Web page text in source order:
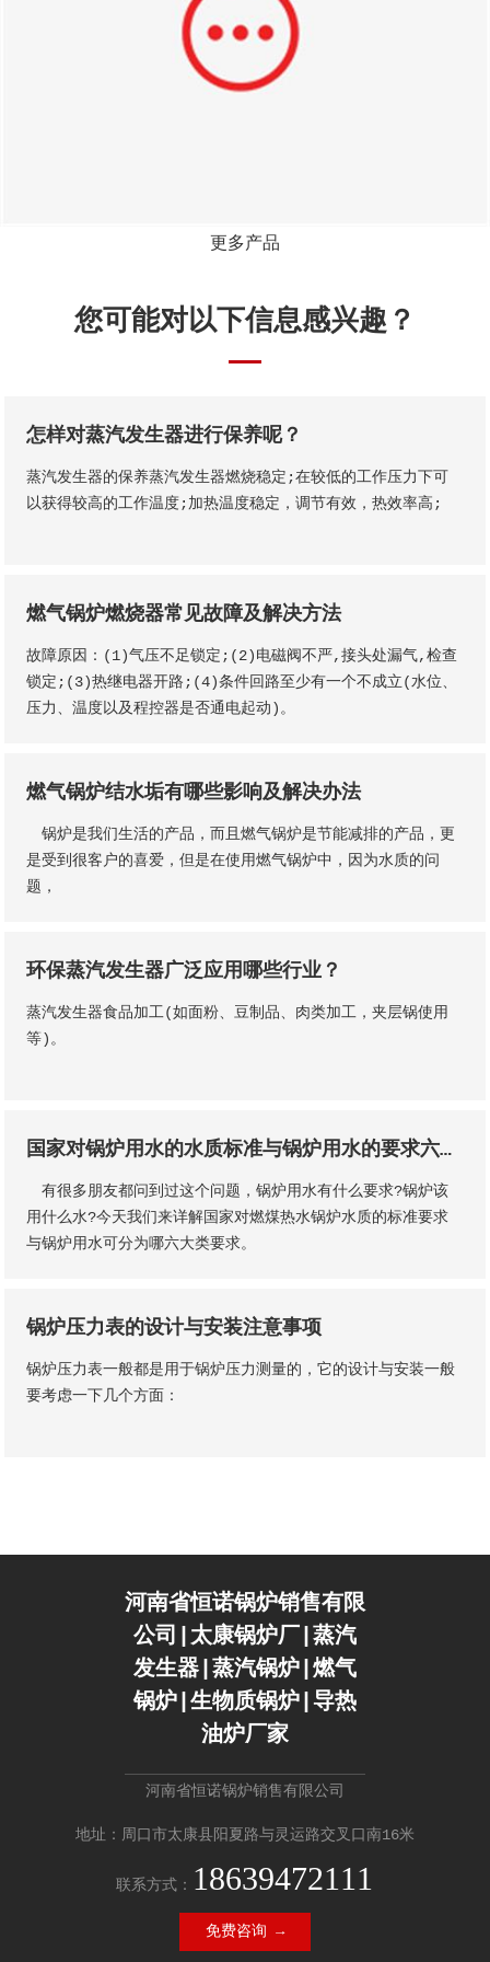
更多产品
您可能对以下信息感兴趣？
怎样对蒸汽发生器进行保养呢？
蒸汽发生器的保养蒸汽发生器燃烧稳定;在较低的工作压力下可
以获得较高的工作温度;加热温度稳定，调节有效，热效率高;
燃气锅炉燃烧器常见故障及解决方法
故障原因：(1)气压不足锁定;(2)电磁阀不严,接头处漏气,检查
锁定;(3)热继电器开路;(4)条件回路至少有一个不成立(水位、
压力、温度以及程控器是否通电起动)。
燃气锅炉结水垢有哪些影响及解决办法
锅炉是我们生活的产品，而且燃气锅炉是节能减排的产品，更
是受到很客户的喜爱，但是在使用燃气锅炉中，因为水质的问
题，
环保蒸汽发生器广泛应用哪些行业？
蒸汽发生器食品加工(如面粉、豆制品、肉类加工，夹层锅使用
等)。
国家对锅炉用水的水质标准与锅炉用水的要求六大类？
有很多朋友都问到过这个问题，锅炉用水有什么要求?锅炉该
用什么水?今天我们来详解国家对燃煤热水锅炉水质的标准要求
与锅炉用水可分为哪六大类要求。
锅炉压力表的设计与安装注意事项
锅炉压力表一般都是用于锅炉压力测量的，它的设计与安装一般
要考虑一下几个方面：
河南省恒诺锅炉销售有限
公司|太康锅炉厂|蒸汽
发生器|蒸汽锅炉|燃气
锅炉|生物质锅炉|导热
油炉厂家
河南省恒诺锅炉销售有限公司
地址：周口市太康县阳夏路与灵运路交叉口南16米
联系方式： 18639472111
免费咨询 →